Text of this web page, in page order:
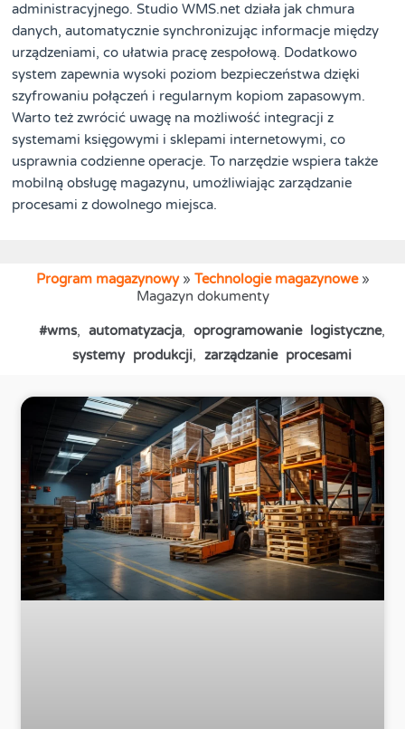
administracyjnego. Studio WMS.net działa jak chmura
danych, automatycznie synchronizując informacje między
urządzeniami, co ułatwia pracę zespołową. Dodatkowo
system zapewnia wysoki poziom bezpieczeństwa dzięki
szyfrowaniu połączeń i regularnym kopiom zapasowym.
Warto też zwrócić uwagę na możliwość integracji z
systemami księgowymi i sklepami internetowymi, co
usprawnia codzienne operacje. To narzędzie wspiera także
mobilną obsługę magazynu, umożliwiając zarządzanie
procesami z dowolnego miejsca.
Program magazynowy» Technologie magazynowe»
Magazyn dokumenty
#wms, automatyzacja, oprogramowanie logistyczne,
systemy produkcji, zarządzanie procesami